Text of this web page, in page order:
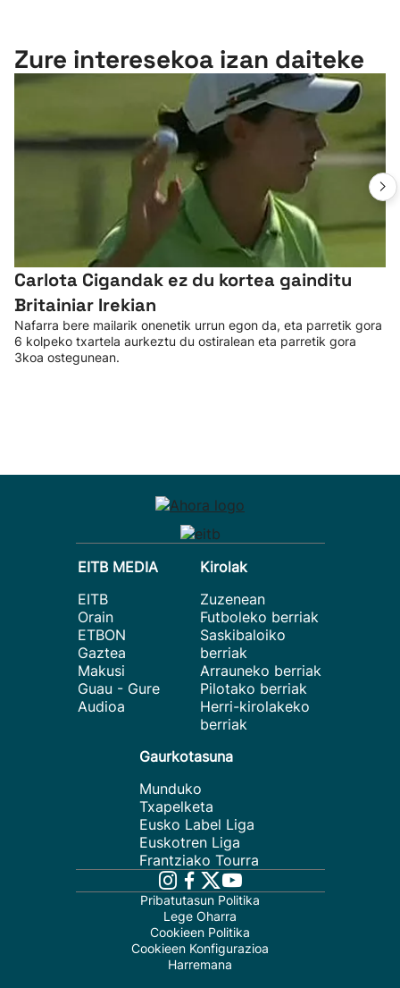
Zure interesekoa izan daiteke
Carlota Cigandak ez du kortea gainditu
Britainiar Irekian
Nafarra bere mailarik onenetik urrun egon da, eta parretik gora
6 kolpeko txartela aurkeztu du ostiralean eta parretik gora
3koa ostegunean.
EITB MEDIA
EITB
Orain
ETBON
Gaztea
Makusi
Guau - Gure
Audioa
Kirolak
Zuzenean
Futboleko berriak
Saskibaloiko
berriak
Arrauneko berriak
Pilotako berriak
Herri-kirolakeko
berriak
Gaurkotasuna
Munduko
Txapelketa
Eusko Label Liga
Euskotren Liga
Frantziako Tourra
Pribatutasun Politika
Lege Oharra
Cookieen Politika
Cookieen Konfigurazioa
Harremana